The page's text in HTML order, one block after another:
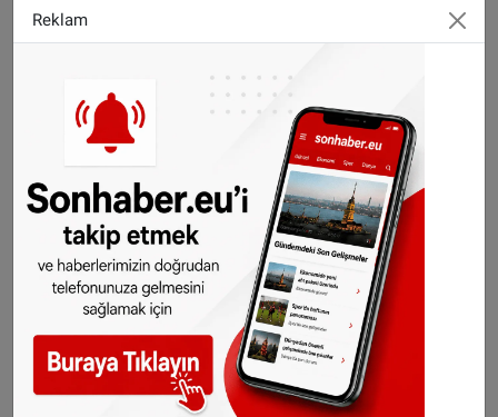
Zwolle – yüzde 192
Nijmegen – yüzde 190
Arnhem – yüzde 189
Gouda – yüzde 186
Eindhoven – yüzde 184
Zwijndrecht – yüzde 183
Maassluis – yüzde 168
Hengelo – yüzde 164
Zoetermeer – yüzde 177
Apeldoorn – yüzde 151
Reklam